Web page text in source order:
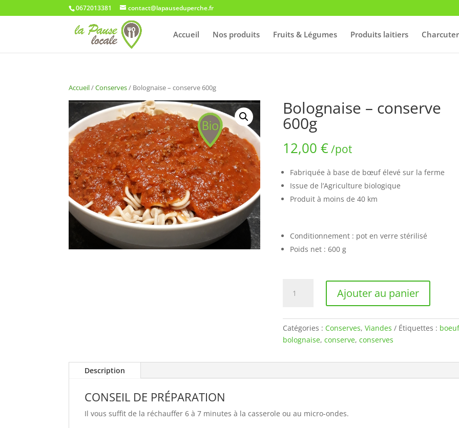
0672013381 contact@lapauseduperche.fr
Accueil Nos produits Fruits & Légumes Produits laitiers
Accueil/Conserves/ Bolognaise – conserve 600g
Bolognaise – conserve
600g
12,00 €/pot
Fabriquée à base de bœuf élevé sur la ferme
Issue de l’Agriculture biologique
Produit à moins de 40 km
Conditionnement : pot en verre stérilisé
Poids net : 600 g
-
conserve
600g
Ajouter au panier
Catégories : Conserves, Viandes Étiquettes : boeuf
bolognaise, conserve, conserves
Description
CONSEIL DE PRÉPARATION
Il vous suffit de la réchauffer 6 à 7 minutes à la casserole ou au micro-ondes.